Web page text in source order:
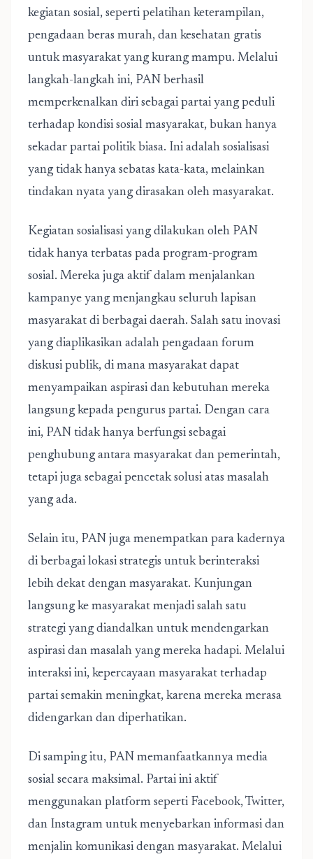
kegiatan sosial, seperti pelatihan keterampilan,
pengadaan beras murah, dan kesehatan gratis
untuk masyarakat yang kurang mampu. Melalui
langkah-langkah ini, PAN berhasil
memperkenalkan diri sebagai partai yang peduli
terhadap kondisi sosial masyarakat, bukan hanya
sekadar partai politik biasa. Ini adalah sosialisasi
yang tidak hanya sebatas kata-kata, melainkan
tindakan nyata yang dirasakan oleh masyarakat.
Kegiatan sosialisasi yang dilakukan oleh PAN
tidak hanya terbatas pada program-program
sosial. Mereka juga aktif dalam menjalankan
kampanye yang menjangkau seluruh lapisan
masyarakat di berbagai daerah. Salah satu inovasi
yang diaplikasikan adalah pengadaan forum
diskusi publik, di mana masyarakat dapat
menyampaikan aspirasi dan kebutuhan mereka
langsung kepada pengurus partai. Dengan cara
ini, PAN tidak hanya berfungsi sebagai
penghubung antara masyarakat dan pemerintah,
tetapi juga sebagai pencetak solusi atas masalah
yang ada.
Selain itu, PAN juga menempatkan para kadernya
di berbagai lokasi strategis untuk berinteraksi
lebih dekat dengan masyarakat. Kunjungan
langsung ke masyarakat menjadi salah satu
strategi yang diandalkan untuk mendengarkan
aspirasi dan masalah yang mereka hadapi. Melalui
interaksi ini, kepercayaan masyarakat terhadap
partai semakin meningkat, karena mereka merasa
didengarkan dan diperhatikan.
Di samping itu, PAN memanfaatkannya media
sosial secara maksimal. Partai ini aktif
menggunakan platform seperti Facebook, Twitter,
dan Instagram untuk menyebarkan informasi dan
menjalin komunikasi dengan masyarakat. Melalui